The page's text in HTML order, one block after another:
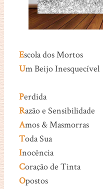
Escola dos Mortos
Um Beijo Inesquecível
Perdida
Razão e Sensibilidade
Amos & Masmorras
Toda Sua
Inocência
Coração de Tinta
Opostos